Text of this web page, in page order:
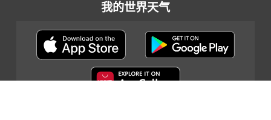
我的世界天气